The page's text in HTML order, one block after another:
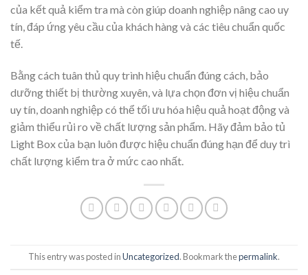
của kết quả kiểm tra mà còn giúp doanh nghiệp nâng cao uy
tín, đáp ứng yêu cầu của khách hàng và các tiêu chuẩn quốc
tế.
Bằng cách tuân thủ quy trình hiệu chuẩn đúng cách, bảo
dưỡng thiết bị thường xuyên, và lựa chọn đơn vị hiệu chuẩn
uy tín, doanh nghiệp có thể tối ưu hóa hiệu quả hoạt động và
giảm thiểu rủi ro về chất lượng sản phẩm. Hãy đảm bảo tủ
Light Box của bạn luôn được hiệu chuẩn đúng hạn để duy trì
chất lượng kiểm tra ở mức cao nhất.
This entry was posted inUncategorized. Bookmark thepermalink.